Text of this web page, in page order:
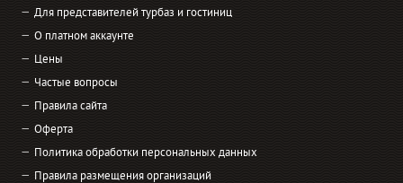
Для представителей турбаз и гостиниц
О платном аккаунте
Цены
Частые вопросы
Правила сайта
Оферта
Политика обработки персональных данных
Правила размещения организаций